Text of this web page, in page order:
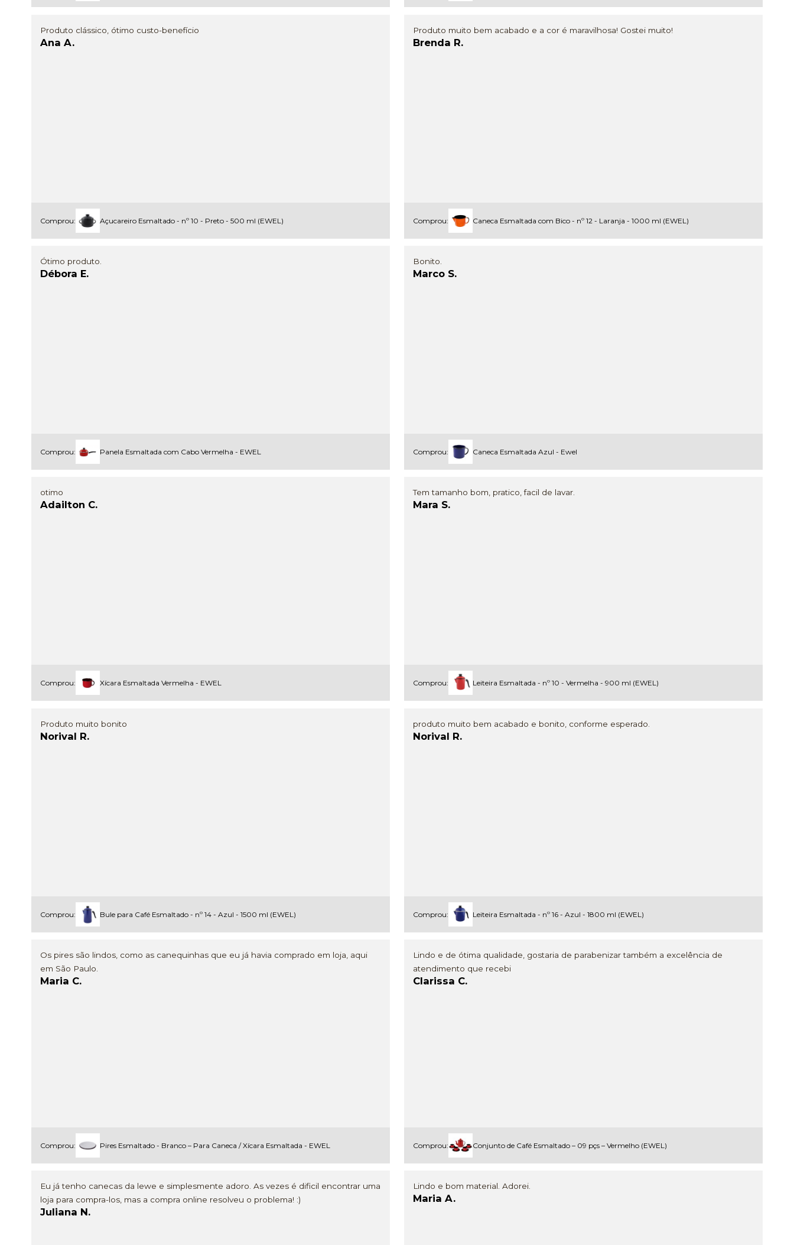
Produto clássico, ótimo custo-benefício
Ana A.
Comprou: Açucareiro Esmaltado - nº 10 - Preto - 500 ml (EWEL)
Produto muito bem acabado e a cor é maravilhosa! Gostei muito!
Brenda R.
Comprou: Caneca Esmaltada com Bico - nº 12 - Laranja - 1000 ml (EWEL)
Ótimo produto.
Débora E.
Comprou: Panela Esmaltada com Cabo Vermelha - EWEL
Bonito.
Marco S.
Comprou: Caneca Esmaltada Azul - Ewel
otimo
Adailton C.
Comprou: Xícara Esmaltada Vermelha - EWEL
Tem tamanho bom, pratico, facil de lavar.
Mara S.
Comprou: Leiteira Esmaltada - nº 10 - Vermelha - 900 ml (EWEL)
Produto muito bonito
Norival R.
Comprou: Bule para Café Esmaltado - nº 14 - Azul - 1500 ml (EWEL)
produto muito bem acabado e bonito, conforme esperado.
Norival R.
Comprou: Leiteira Esmaltada - nº 16 - Azul - 1800 ml (EWEL)
Os pires são lindos, como as canequinhas que eu já havia comprado em loja, aqui
em São Paulo.
Maria C.
Comprou: Pires Esmaltado - Branco – Para Caneca / Xícara Esmaltada - EWEL
Lindo e de ótima qualidade, gostaria de parabenizar também a excelência de
atendimento que recebi
Clarissa C.
Comprou: Conjunto de Café Esmaltado – 09 pçs – Vermelho (EWEL)
Eu já tenho canecas da lewe e simplesmente adoro. As vezes é dificil encontrar uma
loja para compra-los, mas a compra online resolveu o problema! :)
Juliana N.
Lindo e bom material. Adorei.
Maria A.